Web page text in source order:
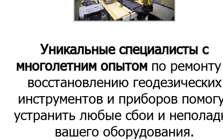
Уникальные специалисты с
многолетним опытом по
восстановлению геодезических
инструментов и приборов
устранить любые сбои и
вашего оборудования.